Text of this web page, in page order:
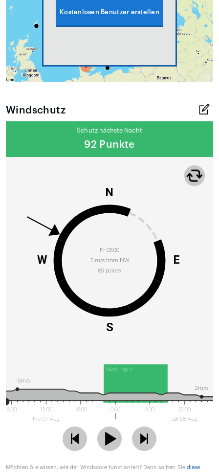
Kostenlosen Benutzer erstellen
Windschutz
Schutz nächste Nacht
92 Punkte
Fr 05:00
5 m/s from NW
89 points
N
E
S
W
Next night
6:00
12:00
Fre 07 Aug
18:00 0:00 6:00
12:00
Lør 08 Aug
6m/s
2m/s
Möchten Sie wissen, wie der Windscore funktioniert? Dann sollten Sie diese